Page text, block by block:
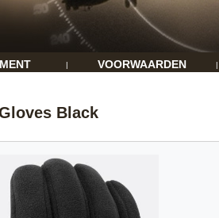
| VOORWAARDEN |
Black